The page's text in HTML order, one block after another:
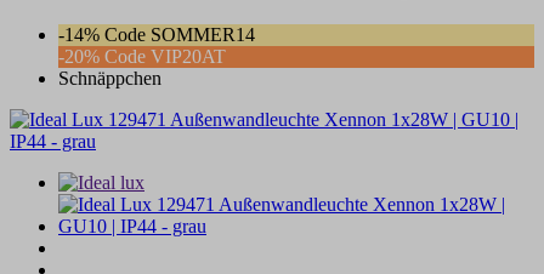
-14% Code SOMMER14
-20% Code VIP20AT
Schnäppchen